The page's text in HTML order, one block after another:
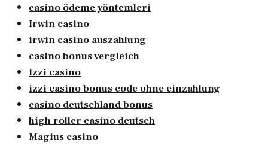
casino ödeme yöntemleri
Irwin casino
irwin casino auszahlung
casino bonus vergleich
Izzi casino
izzi casino bonus code ohne einzahlung
casino deutschland bonus
high roller casino deutsch
Magius casino